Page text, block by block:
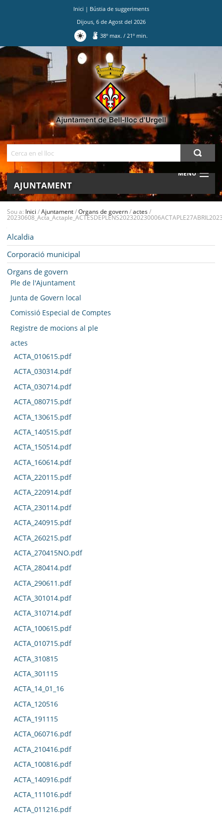
Inici | Bústia de suggeriments
Dijous, 6de Agostdel 2026
38º max./ 21º min.
MENU
AJUNTAMENT
BELL-LLOC SOLUCIONA
Sou a: Inici /Ajuntament/Organs de govern/actes/
Alcaldia
Corporació municipal
Organs de govern
Ple de l'Ajuntament
Junta de Govern local
Comissió Especial de Comptes
Registre de mocions al ple
actes
ACTA_010615.pdf
ACTA_030314.pdf
ACTA_030714.pdf
ACTA_080715.pdf
ACTA_130615.pdf
ACTA_140515.pdf
ACTA_150514.pdf
ACTA_160614.pdf
ACTA_220115.pdf
ACTA_220914.pdf
ACTA_230114.pdf
ACTA_240915.pdf
ACTA_260215.pdf
ACTA_270415NO.pdf
ACTA_280414.pdf
ACTA_290611.pdf
ACTA_301014.pdf
ACTA_310714.pdf
ACTA_100615.pdf
ACTA_010715.pdf
ACTA_310815
ACTA_301115
ACTA_14_01_16
ACTA_120516
ACTA_191115
ACTA_060716.pdf
ACTA_210416.pdf
ACTA_100816.pdf
ACTA_140916.pdf
ACTA_111016.pdf
ACTA_011216.pdf